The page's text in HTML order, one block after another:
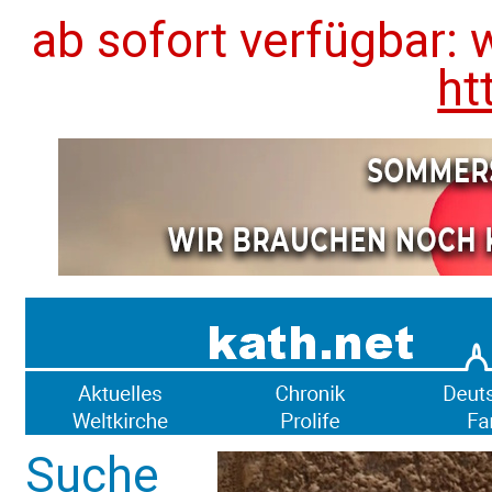
ab sofort verfügbar:
Suche